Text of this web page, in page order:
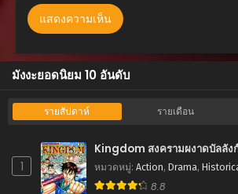
ตอนที่ 2
พฤศจิกายน 23, 2025
ตอนที่ 1
พฤศจิกายน 23, 2025
มังงะยอดนิยม 10 อันดับ
รายสัปดาห์ รายเดือน
1
Kingdom สงครามผงาดบัล
หมวดหมู่: Action, Drama,
8.8